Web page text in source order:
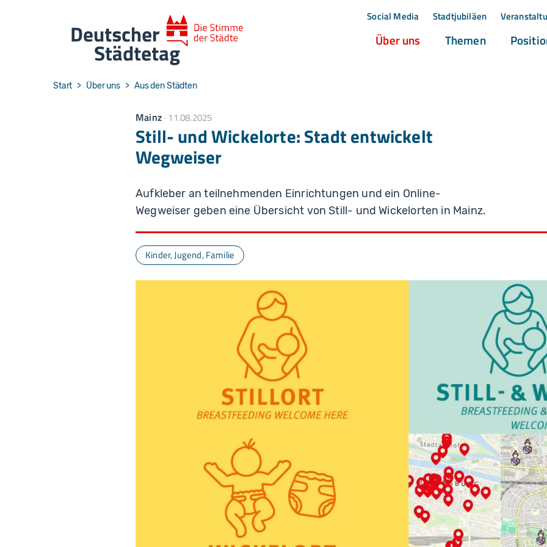
Social Media Stadtjubiläen
Über uns(current)Themen(current)
You are here:
Start Über uns Aus den Städten
Mainz 11.08.2025
Still- und Wickelorte: Stadt entwickelt
Wegweiser
Aufkleber an teilnehmenden Einrichtungen und ein Online-
Wegweiser geben eine Übersicht von Still- und Wickelorten in Mainz.
Kinder, Jugend, Familie